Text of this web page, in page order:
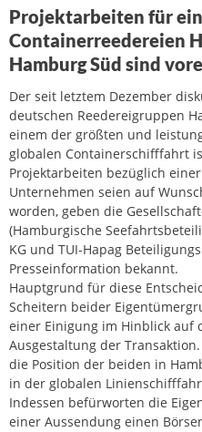
Projektarbeiten für
Containerreedereien
Hamburg Süd sind
Der seit letztem Dezember
deutschen Reedereigruppen
einem der größten und
globalen Containerschifffahrt
Projektarbeiten bezüglich
Unternehmen seien auf
worden, geben die
(Hamburgische
KG und TUI-Hapag
Presseinformation bekannt.
Hauptgrund für diese
Scheitern beider
einer Einigung im Hinblick auf
Ausgestaltung der
die Position der beiden in
in der globalen
Indessen befürworten die
einer Aussendung einen